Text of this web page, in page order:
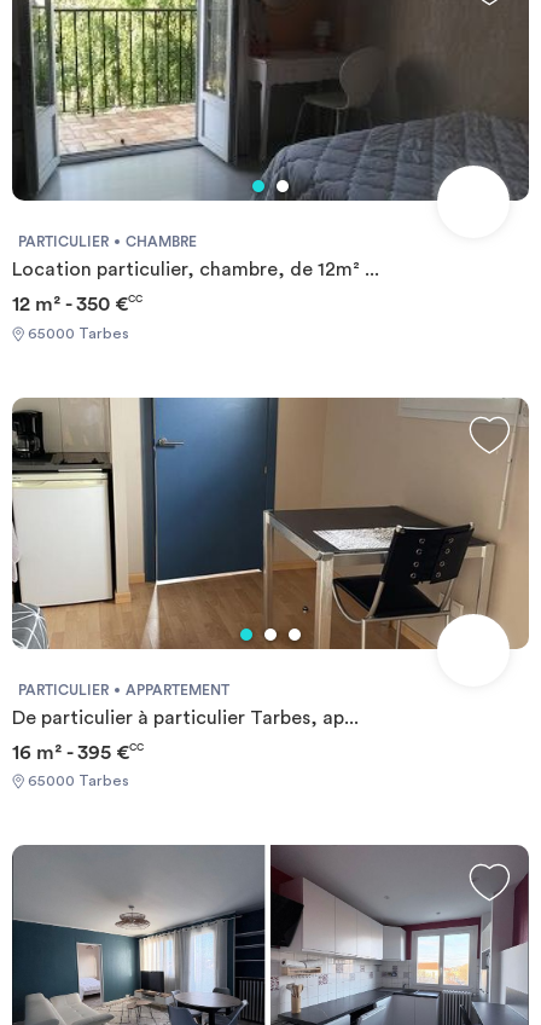
PARTICULIER CHAMBRE
Location particulier, chambre, de 12m² ...
12 m² - 350 €CC
65000 Tarbes
PARTICULIER APPARTEMENT
De particulier à particulier Tarbes, ap...
16 m² - 395 €CC
65000 Tarbes